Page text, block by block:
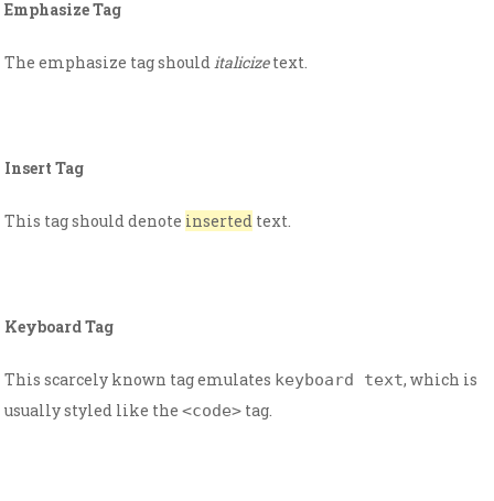
Emphasize Tag
The emphasize tag shoulditalicizetext.
Insert Tag
This tag should denote inserted text.
Keyboard Tag
This scarcely known tag emulates keyboard text, which is
usually styled like the<code> tag.